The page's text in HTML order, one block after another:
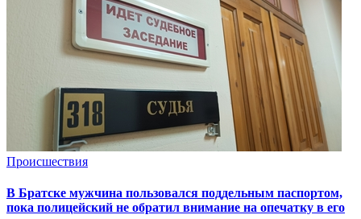
Происшествия
В Братске мужчина пользовался поддельным паспортом,
пока полицейский не обратил внимание на опечатку в его